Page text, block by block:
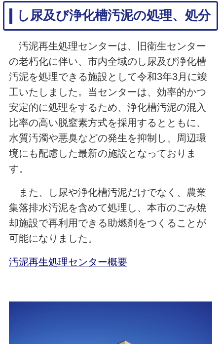
し尿及び浄化槽汚泥の処理、処分
汚泥再生処理センターは、旧衛生センター
の老朽化に伴い、市内全域のし尿及び浄化槽
汚泥を処理できる施設として令和3年3月に竣
工いたしました。当センターは、効率的かつ
安定的に処理をするため、浄化槽汚泥の混入
比率の高い脱窒素方式を採用するとともに、
水質汚濁や悪臭などの発生を抑制し、周辺環
境にも配慮した最新の施設となっておりま
す。
また、し尿や浄化槽汚泥だけでなく、農業
集落排水汚泥を含めて処理し、本市のごみ焼
却施設で再利用できる助燃剤をつくることが
可能になりました。
汚泥再生処理センター概要